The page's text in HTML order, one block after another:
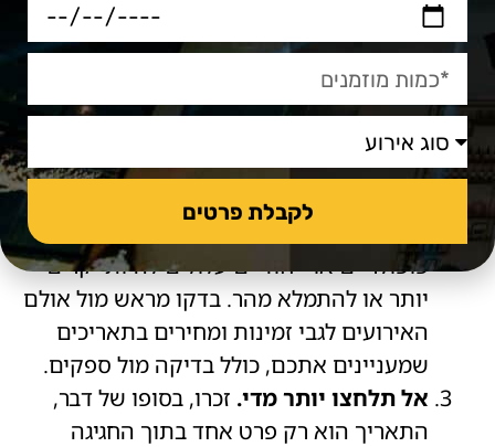
האם יש עונה מועדפת? אולי יש תאריך בעל
משמעות אישית? אולי דווקא חשוב לכם
להתחשב בזמינות של אורחים מסוימים?
רשמו את כל השיקולים ודרגו אותם לפי סדר
חשיבות. רשימה כזו תעזור לכם להתמקד
במה שבאמת משנה לכם כזוג.
בדקו את ענייני הלוגיסטיקה.
פופולריים או ייחודיים עלולים להיות יקרים
יותר או להתמלא מהר. בדקו מראש מול אולם
האירועים לגבי זמינות ומחירים בתאריכים
שמעניינים אתכם, כולל בדיקה מול ספקים.
אל תלחצו יותר מדי. זכרו, בסופו של דבר,
התאריך הוא רק פרט אחד בתוך החגיגה
לקבלת פרטים